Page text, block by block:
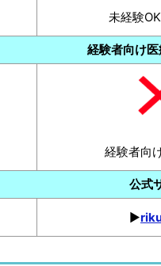
未経験
経験者向け
経験者向
公式
▶︎